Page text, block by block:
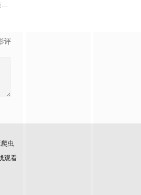
。节目将司法局的人民调解室，公安局的联合
都值得期待，已经盼着开宴瞬间的美味暴击了
娱首个新人演员成长训练营，优胜者将有机
评
虫
观看